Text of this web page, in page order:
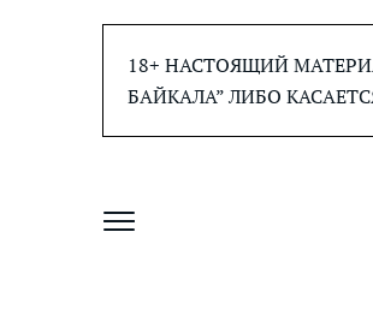
18+ НАСТОЯЩИЙ
БАЙКАЛА” ЛИБО